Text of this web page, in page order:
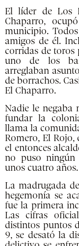
El líder de Los
Chaparro,
municipio.
amigos de él.
corridas de toros
uno de los
arreglaban
de borrachos.
El Chaparro.
Nadie le negaba
fundar la
llama la
Romero, El
el entonces
no puso ningún
unos cuatro años.
La madrugada
hegemonía se
fue la primera
Las cifras
distintos puntos
9, se desató la